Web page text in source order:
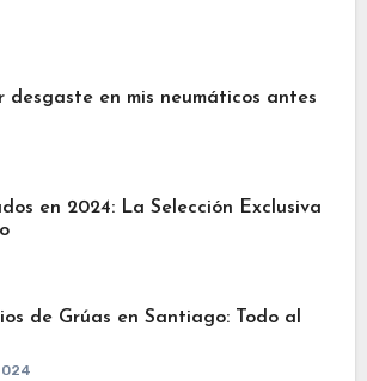
desgaste en mis neumáticos antes
en 2024: La Selección Exclusiva
de Grúas en Santiago: Todo al